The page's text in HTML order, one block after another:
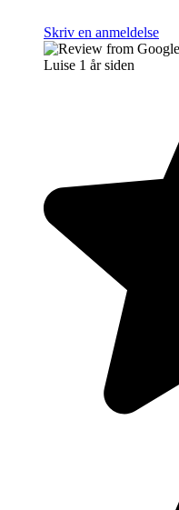
Skriv en anmeldelse
Luise 1 år siden